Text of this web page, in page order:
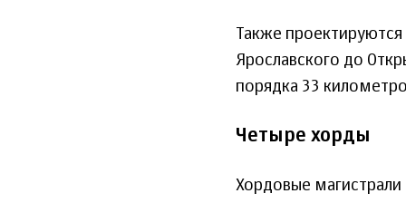
Также
Ярославского до
порядка 33
Четыре хорды
Хордовые